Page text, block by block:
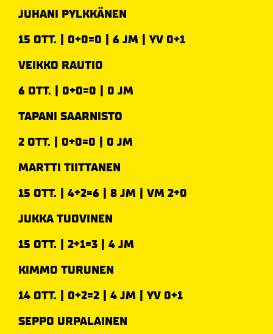
JUHANI PYLKKÄNEN
15 OTT. | 0+0=0 | 6 JM | YV 0+1
VEIKKO RAUTIO
6 OTT. | 0+0=0 | 0 JM
TAPANI SAARNISTO
2 OTT. | 0+0=0 | 0 JM
MARTTI TIITTANEN
15 OTT. | 4+2=6 | 8 JM | VM 2+0
JUKKA TUOVINEN
15 OTT. | 2+1=3 | 4 JM
KIMMO TURUNEN
14 OTT. | 0+2=2 | 4 JM | YV 0+1
SEPPO URPALAINEN